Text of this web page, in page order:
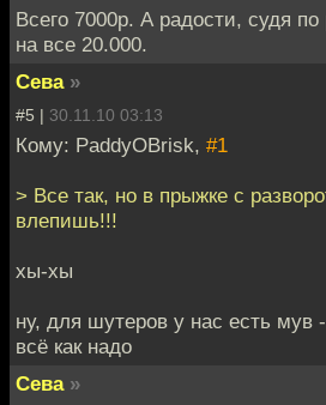
Всего 7000р. А радости, судя
на все 20.000.
Сева »
#5 | 30.11.10 03:13
Кому: PaddyOBrisk, #1
> Все так, но в прыжке с
влепишь!!!
хы-хы
ну, для шутеров у нас есть
всё как надо
Сева »